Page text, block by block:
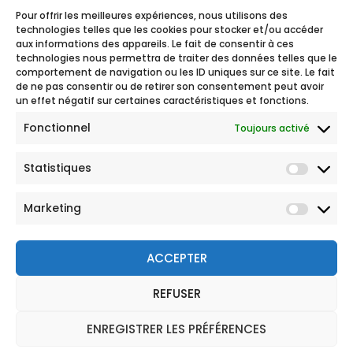
Pour offrir les meilleures expériences, nous utilisons des
technologies telles que les cookies pour stocker et/ou accéder
aux informations des appareils. Le fait de consentir à ces
technologies nous permettra de traiter des données telles que le
comportement de navigation ou les ID uniques sur ce site. Le fait
de ne pas consentir ou de retirer son consentement peut avoir
un effet négatif sur certaines caractéristiques et fonctions.
Fonctionnel Toujours activé
Statistiques
Marketing
ACCEPTER
REFUSER
ENREGISTRER LES PRÉFÉRENCES